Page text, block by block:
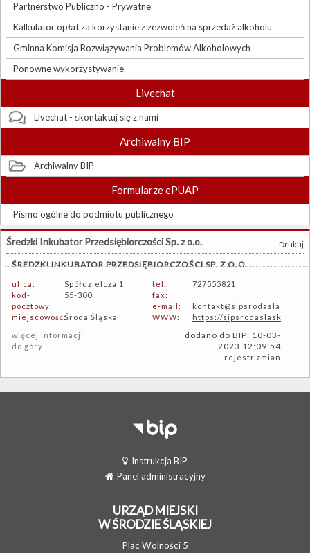
Partnerstwo Publiczno - Prywatne
Kalkulator opłat za korzystanie z zezwoleń na sprzedaż alkoholu
Gminna Komisja Rozwiązywania Problemów Alkoholowych
Ponowne wykorzystywanie
Livechat
Livechat - skontaktuj się z nami
Archiwalny BIP
Archiwalny BIP
Formularze ePUAP
Pismo ogólne do podmiotu publicznego
Drukuj
Średzki Inkubator Przedsiębiorczości Sp. z o.o.
ŚREDZKI INKUBATOR PRZEDSIĘBIORCZOŚCI SP. Z O.O.
ulica:
Spółdzielcza 1
kod-
pocztowy:
55-300
miejscowość:Środa Śląska
tel.:
727555821
fax:
e-mail:
kontakt@sipsrodaslaska.pl
WWW:
https://sipsrodaslaska.pl/
więcej informacji
do góry
dodano do BIP: 10-03-
2023 12:09:54
rejestr zmian
Instrukcja BIP
Panel administracyjny
URZĄD MIEJSKI
W ŚRODZIE ŚLĄSKIEJ
Plac Wolności 5